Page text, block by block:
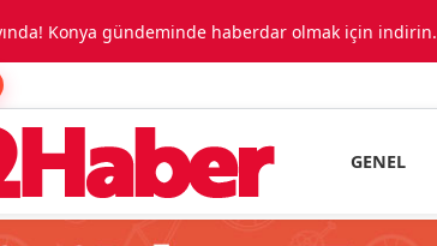
Konya gündeminde haberdar olmak için indirin.
GENEL